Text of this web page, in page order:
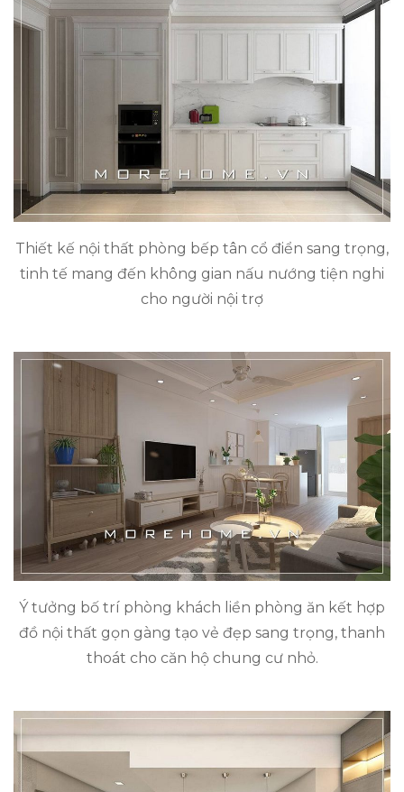
Thiết kế nội thất phòng bếp tân cổ điển sang trọng,
tinh tế mang đến không gian nấu nướng tiện nghi
cho người nội trợ
Ý tưởng bố trí phòng khách liền phòng ăn kết hợp
đồ nội thất gọn gàng tạo vẻ đẹp sang trọng, thanh
thoát cho căn hộ chung cư nhỏ.